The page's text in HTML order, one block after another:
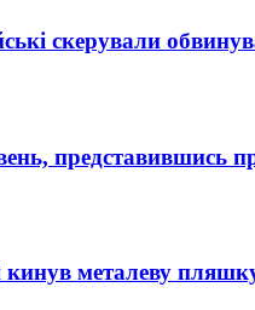
скерували
представившись
кинув металеву